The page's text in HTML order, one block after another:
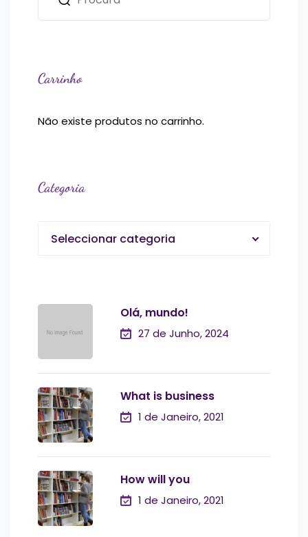
Carrinho
Não existe produtos no carrinho.
Categoria
Seleccionar categoria
Olá, mundo!
27 de Junho, 2024
What is business
1 de Janeiro, 2021
How will you
1 de Janeiro, 2021